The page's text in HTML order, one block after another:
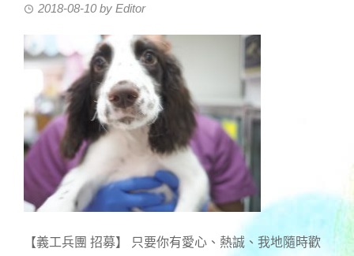
2018-08-10 by Editor
【義工兵團 招募】 只要你有愛心、熱誠、我地隨時歡